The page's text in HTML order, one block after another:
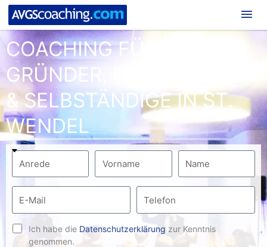
COACHING FÜR
GRÜNDER, FREIBERUFLER
& SELBSTÄNDIGE IN ST.
WENDEL
Ich habe die Datenschutzerklärung zur Kenntnis
genommen.